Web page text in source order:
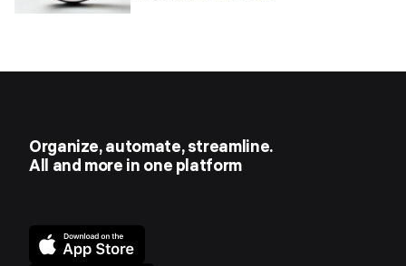
Organize, automate, streamline.
All and more in one platform